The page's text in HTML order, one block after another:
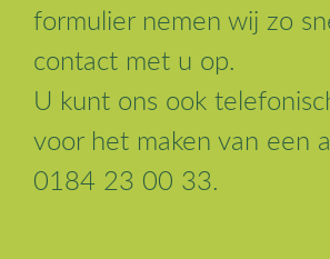
formulier nemen wij zo
contact met u op.
U kunt ons ook
voor het maken van een
0184 23 00 33.